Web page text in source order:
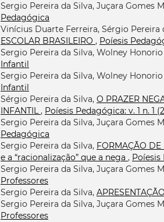
Sergio Pereira da Silva, Juçara Gomes
Pedagógica
Vinícius Duarte Ferreira, Sérgio Pereira
ESCOLAR BRASILEIRO , Poíesis
Sergio Pereira da Silva, Wolney
Infantil
Sergio Pereira da Silva, Wolney
Infantil
Sérgio Pereira da Silva, O PRAZER
INFANTIL, Poíesis Pedagógica: v. 1 n. 1
Sergio Pereira da Silva, Juçara Gomes
Pedagógica
Sergio Pereira da Silva, FORMAÇÃO
e a “racionalização” que a nega , Poíesis
Sergio Pereira da Silva, Juçara Gomes
Professores
Sergio Pereira da Silva, APRESENTAÇÃO
Sergio Pereira da Silva, Juçara Gomes
Professores